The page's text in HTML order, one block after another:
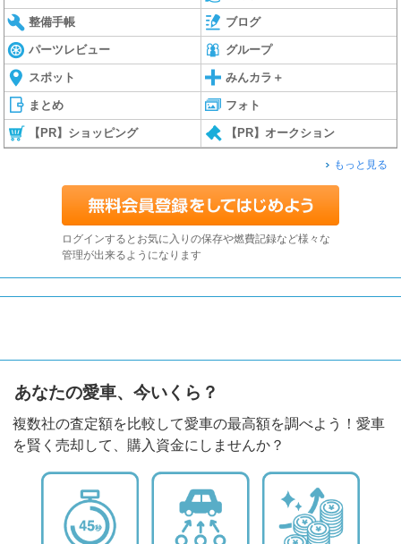
整備手帳 ブログ
パーツレビュー グループ
スポット みんカラ＋
まとめ フォト
【PR】ショッピング 【PR】オークション
もっと見る
ログインするとお気に入りの保存や燃費記録など様々な
管理が出来るようになります
あなたの愛車、今いくら？
複数社の査定額を比較して愛車の最高額を調べよう！愛車
を賢く売却して、購入資金にしませんか？